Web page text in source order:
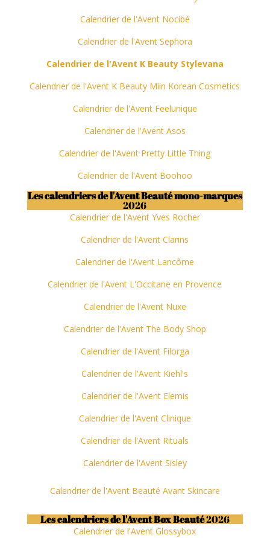
Calendrier de l'Avent Nocibé
Calendrier de l'Avent Sephora
Calendrier de l'Avent K Beauty Stylevana
Calendrier de l'Avent K Beauty Miin Korean Cosmetics
Calendrier de l'Avent Feelunique
Calendrier de l'Avent Asos
Calendrier de l'Avent Pretty Little Thing
Calendrier de l'Avent Boohoo
Les calendriers de l'Avent Beauté mono-marques
2026
Calendrier de l'Avent Yves Rocher
Calendrier de l'Avent Clarins
Calendrier de l'Avent Lancôme
Calendrier de l'Avent L'Occitane en Provence
Calendrier de l'Avent Nuxe
Calendrier de l'Avent The Body Shop
Calendrier de l'Avent Filorga
Calendrier de l'Avent Kiehl's
Calendrier de l'Avent Elemis
Calendrier de l'Avent Clinique
Calendrier de l'Avent Rituals
Calendrier de l'Avent Sisley
Calendrier de l'Avent Beauté Avant Skincare
Les calendriers de l'Avent Box Beauté2026
Calendrier de l'Avent Glossybox